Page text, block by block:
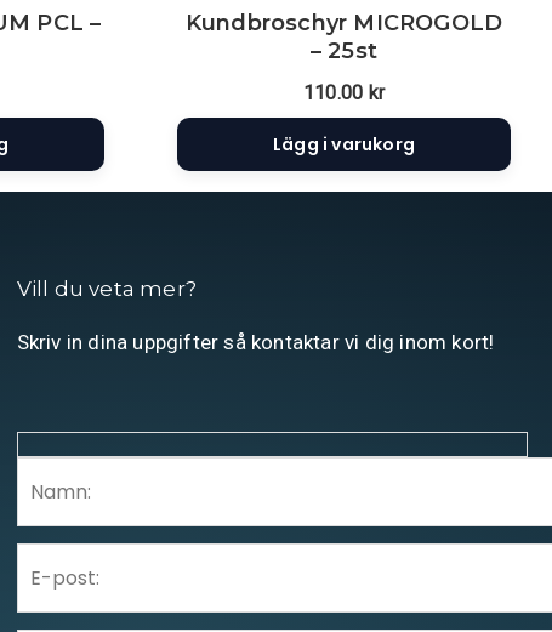
PCL –
Kundbroschyr MICROGOLD
– 25st
110.00 kr
Lägg i varukorg
Vill du veta mer?
Skriv in dina uppgifter så kontaktar vi dig inom kort!